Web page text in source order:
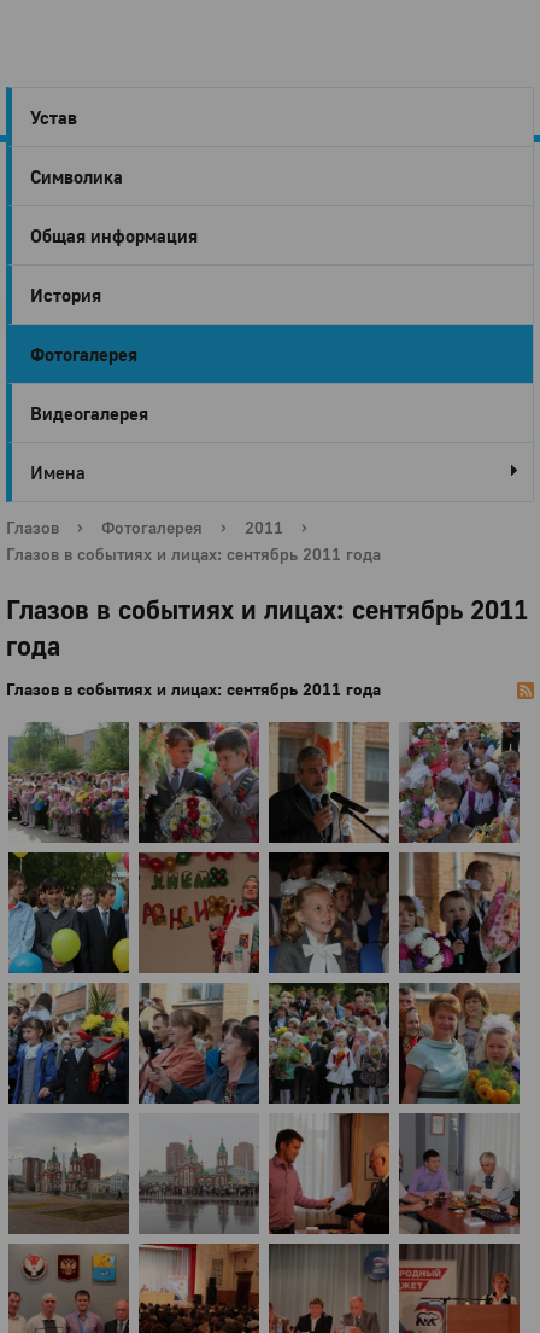
Город
Глазов
Устав
Символика
Общая информация
История
Фотогалерея
Видеогалерея
Имена
Глазов › Фотогалерея › 2011
›
Глазов в событиях и лицах: сентябрь 2011 года
Глазов в событиях и лицах: сентябрь 2011
года
Глазов в событиях и лицах: сентябрь 2011 года